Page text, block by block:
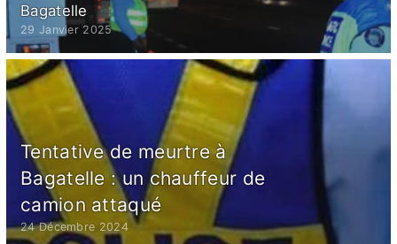
Bagatelle
29 Janvier 2025
Tentative de meurtre à
Bagatelle : un chauffeur de
camion attaqué
24 Décembre 2024